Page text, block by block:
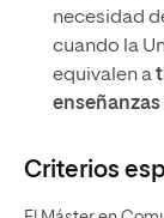
necesidad
cuando la
equivalen a
enseñanzas
Criterios